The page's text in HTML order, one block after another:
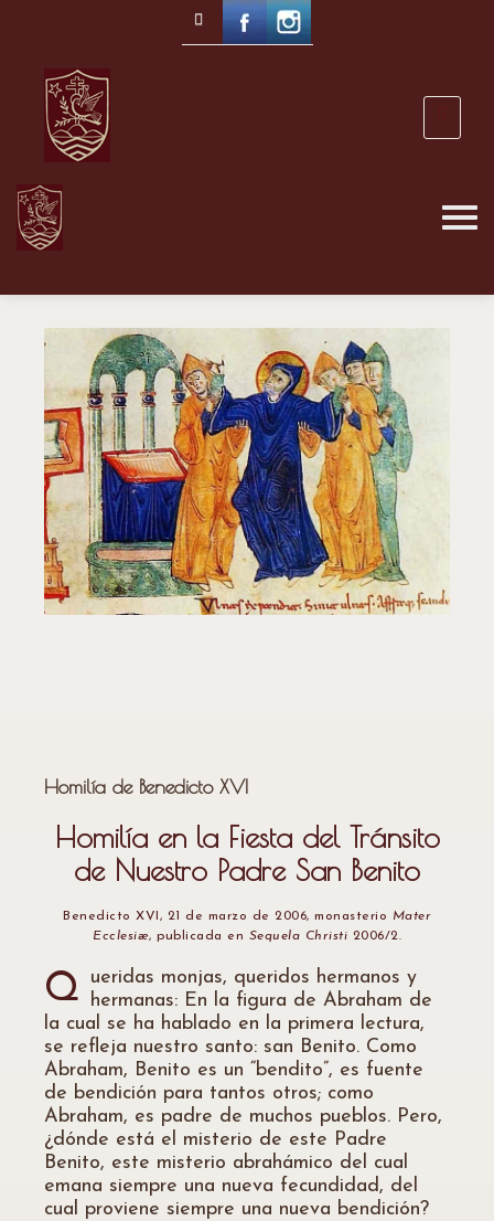
Homilía de Benedicto XVI
Homilía en la Fiesta del Tránsito
de Nuestro Padre San Benito
Benedicto XVI, 21 de marzo de 2006, monasterio Mater
Ecclesiæ, publicada en Sequela Christi 2006/2.
Q
ueridas monjas, queridos hermanos y
hermanas: En la figura de Abraham de
la cual se ha hablado en la primera lectura,
se refleja nuestro santo: san Benito. Como
Abraham, Benito es un “bendito”, es fuente
de bendición para tantos otros; como
Abraham, es padre de muchos pueblos. Pero,
¿dónde está el misterio de este Padre
Benito, este misterio abrahámico del cual
emana siempre una nueva fecundidad, del
cual proviene siempre una nueva bendición?